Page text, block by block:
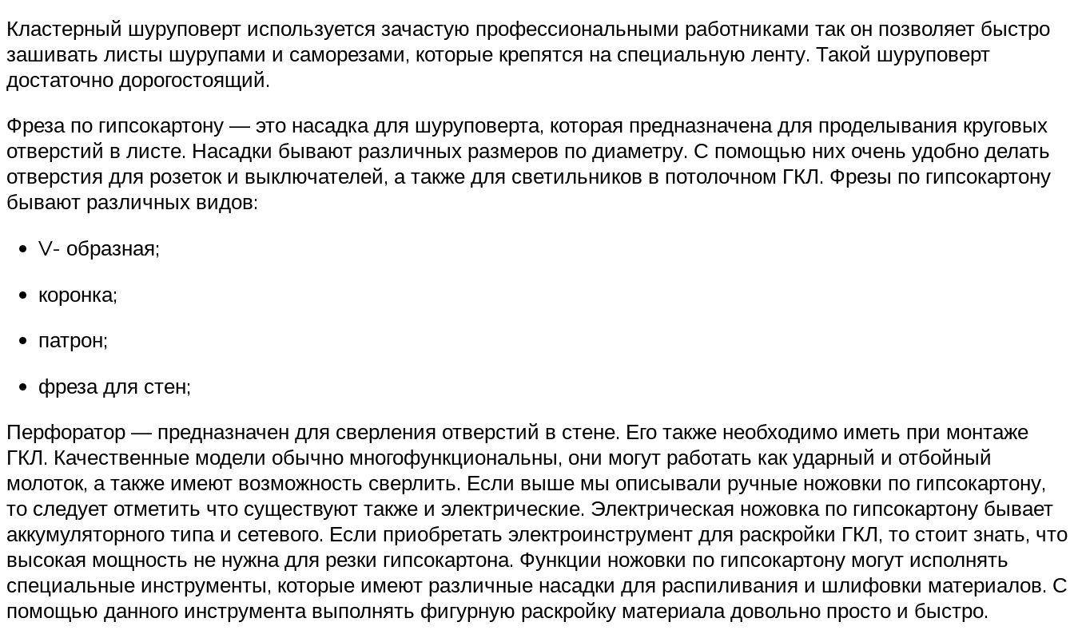
Кластерный шуруповерт используется зачастую профессиональными работниками так он позволяет быстро
зашивать листы шурупами и саморезами, которые крепятся на специальную ленту. Такой шуруповерт
достаточно дорогостоящий.
Фреза по гипсокартону — это насадка для шуруповерта, которая предназначена для проделывания круговых
отверстий в листе. Насадки бывают различных размеров по диаметру. С помощью них очень удобно делать
отверстия для розеток и выключателей, а также для светильников в потолочном ГКЛ. Фрезы по гипсокартону
бывают различных видов:
V- образная;
коронка;
патрон;
фреза для стен;
Перфоратор — предназначен для сверления отверстий в стене. Его также необходимо иметь при монтаже
ГКЛ. Качественные модели обычно многофункциональны, они могут работать как ударный и отбойный
молоток, а также имеют возможность сверлить. Если выше мы описывали ручные ножовки по гипсокартону,
то следует отметить что существуют также и электрические. Электрическая ножовка по гипсокартону бывает
аккумуляторного типа и сетевого. Если приобретать электроинструмент для раскройки ГКЛ, то стоит знать, что
высокая мощность не нужна для резки гипсокартона. Функции ножовки по гипсокартону могут исполнять
специальные инструменты, которые имеют различные насадки для распиливания и шлифовки материалов. С
помощью данного инструмента выполнять фигурную раскройку материала довольно просто и быстро.